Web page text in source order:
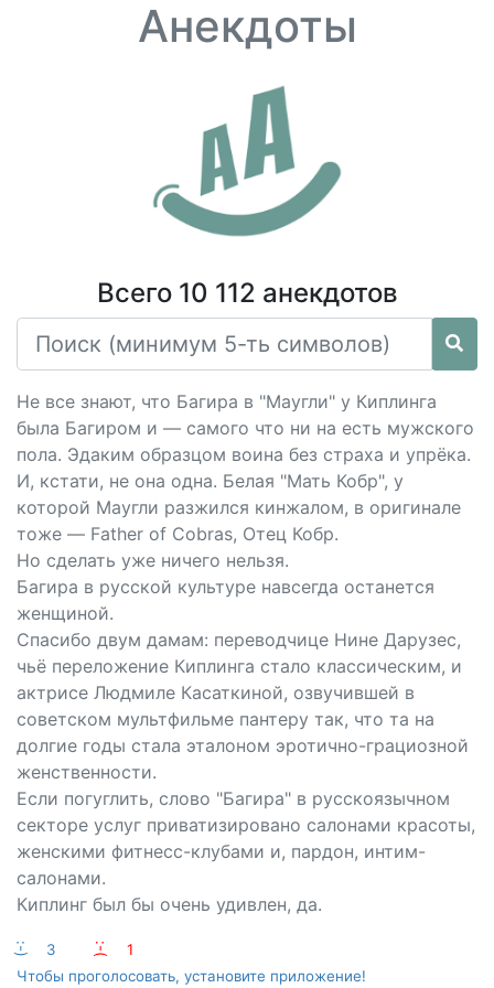
Анекдоты
Всего 10 112 анекдотов
Не все знают, что Багира в "Маугли" у Киплинга
была Багиром и — самого что ни на есть мужского
пола. Эдаким образцом воина без страха и упрёка.
И, кстати, не она одна. Белая "Мать Кобр", у
которой Маугли разжился кинжалом, в оригинале
тоже — Father of Cobras, Отец Кобр.
Но сделать уже ничего нельзя.
Багира в русской культуре навсегда останется
женщиной.
Спасибо двум дамам: переводчице Нине Дарузес,
чьё переложение Киплинга стало классическим, и
актрисе Людмиле Касаткиной, озвучившей в
советском мультфильме пантеру так, что та на
долгие годы стала эталоном эротично-грациозной
женственности.
Если погуглить, слово "Багира" в русскоязычном
секторе услуг приватизировано салонами красоты,
женскими фитнесс-клубами и, пардон, интим-
салонами.
Киплинг был бы очень удивлен, да.
:-) 3 :-(
1
Чтобы проголосовать, установите приложение!